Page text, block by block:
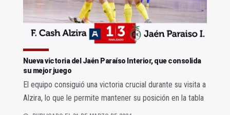
Nueva victoria del Jaén Paraíso Interior, que consolida
su mejor juego
El equipo consiguió una victoria crucial durante su visita a
Alzira, lo que le permite mantener su posición en la tabla